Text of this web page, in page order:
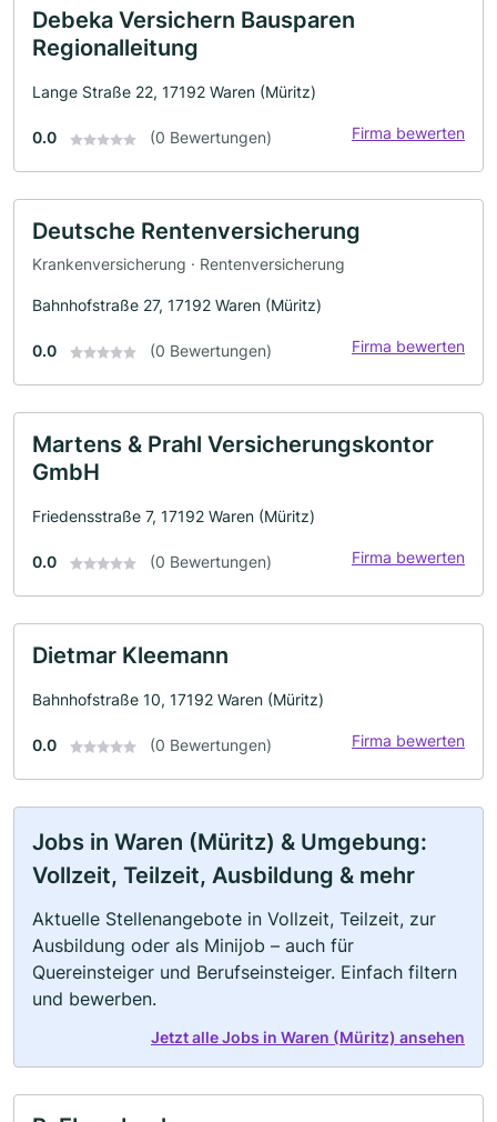
Debeka Versichern Bausparen
Regionalleitung
Lange Straße 22, 17192 Waren (Müritz)
0.0 (0 Bewertungen) Firma bewerten
Deutsche Rentenversicherung
Krankenversicherung · Rentenversicherung
Bahnhofstraße 27, 17192 Waren (Müritz)
0.0 (0 Bewertungen) Firma bewerten
Martens & Prahl Versicherungskontor
GmbH
Friedensstraße 7, 17192 Waren (Müritz)
0.0 (0 Bewertungen) Firma bewerten
Dietmar Kleemann
Bahnhofstraße 10, 17192 Waren (Müritz)
0.0 (0 Bewertungen) Firma bewerten
Jobs in Waren (Müritz) & Umgebung:
Vollzeit, Teilzeit, Ausbildung & mehr
Aktuelle Stellenangebote in Vollzeit, Teilzeit, zur
Ausbildung oder als Minijob – auch für
Quereinsteiger und Berufseinsteiger. Einfach filtern
und bewerben.
Jetzt alle Jobs in Waren (Müritz) ansehen